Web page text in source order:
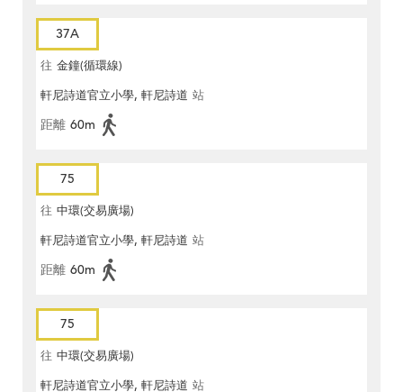
37A
往 金鐘(循環線)
軒尼詩道官立小學, 軒尼詩道 站
距離 60m
75
往 中環(交易廣場)
軒尼詩道官立小學, 軒尼詩道 站
距離 60m
75
往 中環(交易廣場)
軒尼詩道官立小學, 軒尼詩道 站